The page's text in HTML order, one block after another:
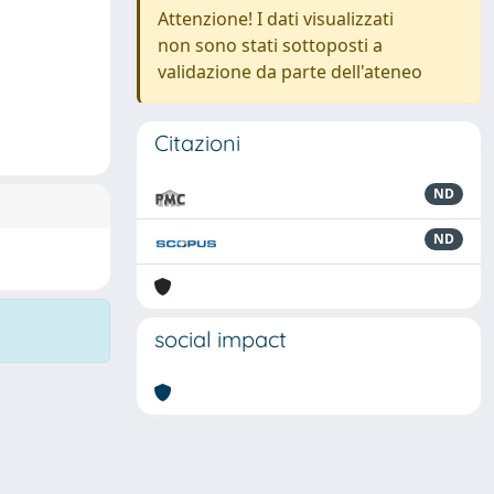
Attenzione! I dati visualizzati
non sono stati sottoposti a
validazione da parte dell'ateneo
Citazioni
ND
ND
social impact